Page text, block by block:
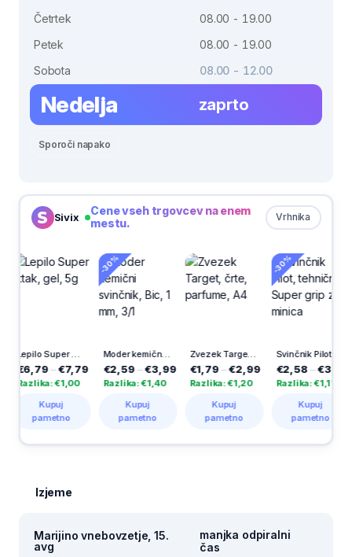
Četrtek
08.00 - 19.00
Petek
08.00 - 19.00
Sobota
08.00 - 12.00
Nedelja zaprto
Sporoči napako
Sivix Vrhnika
Cene vseh trgovcev na enem
mestu.
Lepilo Super Attak, gel, 5g
– €7,79
€1,00
pametno
-30%
Moder kemični svinčnik, Bic, 1 mm, 3/1
€2,59– €3,99
Razlika: €1,40
pametno
Zvezek Target, črte, parfume, A4
€1,79– €2,99
Razlika: €1,20
pametno
Svinčnik Pilot, tehnični, Super grip z minica
€2,58– €3,69
Razlika: €1,11
pametno
Izjeme
Marijino vnebovzetje, 15.
avg
manjka odpiralni
čas